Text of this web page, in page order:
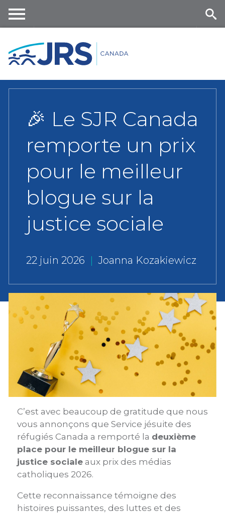
content
nu
🎉 Le SJR Canada
remporte un prix
pour le meilleur
blogue sur la
justice sociale
22 juin 2026 | Joanna Kozakiewicz
C’est avec beaucoup de gratitude que nous
vous annonçons que Service jésuite des
réfugiés Canada a remporté la deuxième
place pour le meilleur blogue sur la
justice sociale aux prix des médias
catholiques 2026.
Cette reconnaissance témoigne des
histoires puissantes, des luttes et des